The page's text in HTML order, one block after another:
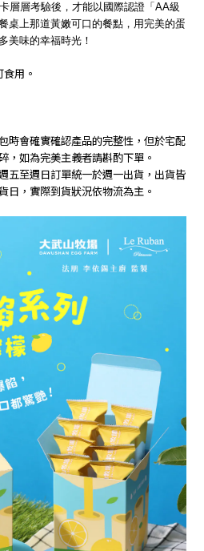
層層考驗後，才能以國際認證「AA級
桌上那道黃嫩可口的餐點，用完美的蛋
美味的幸福時光！
用。
時會確實確認產品的完整性，但於宅配
，如為完美主義者請斟酌下單。
五至週日訂單統一於週一出貨，出貨皆
日，實際到貨狀況依物流為主。